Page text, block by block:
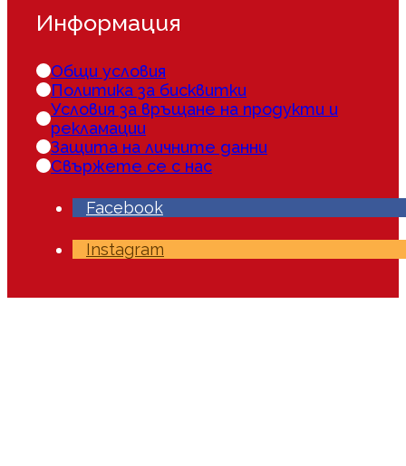
Информация
Общи условия
Политика за бисквитки
Условия за връщане на продукти и
рекламации
Защита на личните данни
Свържете се с нас
Facebook
Instagram